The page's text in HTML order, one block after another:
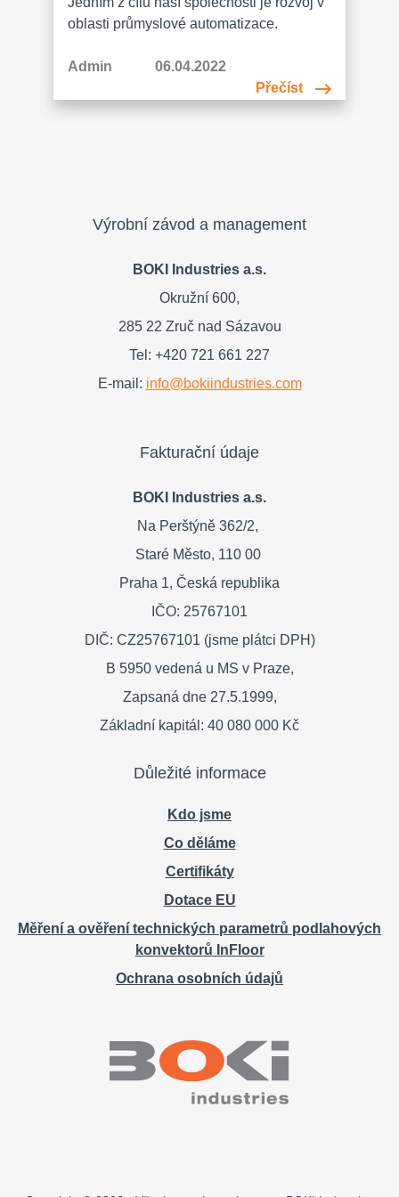
oblasti průmyslové automatizace.
svařovacího systému dochází
k zefektivnění výrobního procesu, značné
flexibilitě i k rozšíření výrobní kapacity, a
Admin
06.04.2022
Přečíst
Výrobní závod a management
BOKI Industries a.s.
Okružní 600,
285 22 Zruč nad Sázavou
Tel: +420 721 661 227
E-mail: info@bokiindustries.com
Fakturační údaje
BOKI Industries a.s.
Na Perštýně 362/2,
Staré Město, 110 00
Praha 1, Česká republika
IČO: 25767101
DIČ: CZ25767101 (jsme plátci DPH)
B 5950 vedená u MS v Praze,
Zapsaná dne 27.5.1999,
Základní kapitál: 40 080 000 Kč
Důležité informace
Kdo jsme
Co děláme
Certifikáty
Dotace EU
Měření a ověření technických parametrů podlahových
konvektorů InFloor
Ochrana osobních údajů